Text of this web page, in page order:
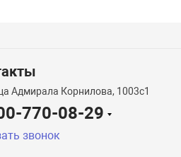
Адмирала Корнилова, 1003с1
770-08-29
звонок